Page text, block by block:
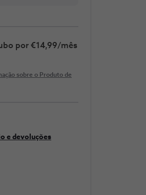
por €14,99/mês
sobre o Produto de
e devoluções